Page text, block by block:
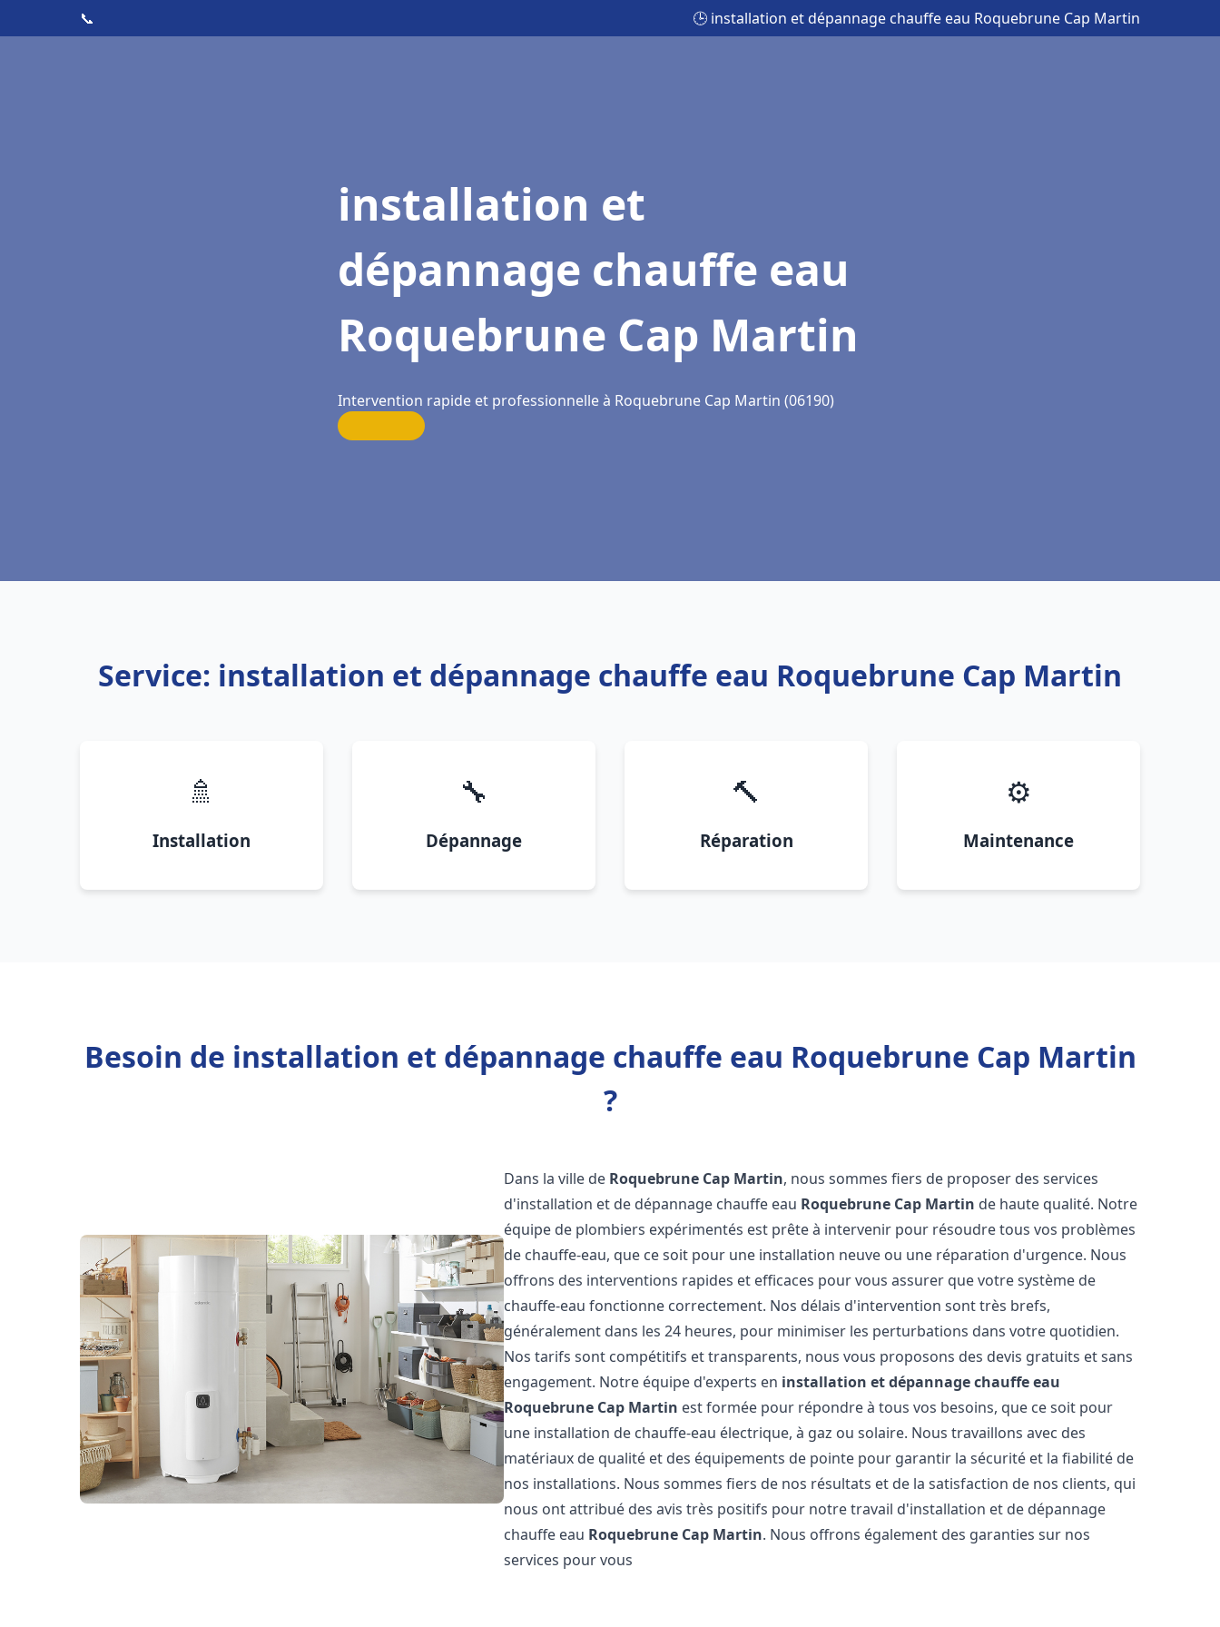
📞 🕒 installation et dépannage chauffe eau Roquebrune Cap Martin
installation et
dépannage chauffe eau
Roquebrune Cap Martin
Intervention rapide et professionnelle à Roquebrune Cap Martin (06190)
Service: installation et dépannage chauffe eau Roquebrune Cap Martin
🚿
Installation
🔧
Dépannage
🔨
Réparation
⚙️
Maintenance
Besoin de installation et dépannage chauffe eau Roquebrune Cap Martin
?
Dans la ville de Roquebrune Cap Martin, nous sommes fiers de proposer des services
d'installation et de dépannage chauffe eau Roquebrune Cap Martin de haute qualité. Notre
équipe de plombiers expérimentés est prête à intervenir pour résoudre tous vos problèmes
de chauffe-eau, que ce soit pour une installation neuve ou une réparation d'urgence. Nous
offrons des interventions rapides et efficaces pour vous assurer que votre système de
chauffe-eau fonctionne correctement. Nos délais d'intervention sont très brefs,
généralement dans les 24 heures, pour minimiser les perturbations dans votre quotidien.
Nos tarifs sont compétitifs et transparents, nous vous proposons des devis gratuits et sans
engagement. Notre équipe d'experts en installation et dépannage chauffe eau
Roquebrune Cap Martin est formée pour répondre à tous vos besoins, que ce soit pour
une installation de chauffe-eau électrique, à gaz ou solaire. Nous travaillons avec des
matériaux de qualité et des équipements de pointe pour garantir la sécurité et la fiabilité de
nos installations. Nous sommes fiers de nos résultats et de la satisfaction de nos clients, qui
nous ont attribué des avis très positifs pour notre travail d'installation et de dépannage
chauffe eau Roquebrune Cap Martin. Nous offrons également des garanties sur nos
services pour vous